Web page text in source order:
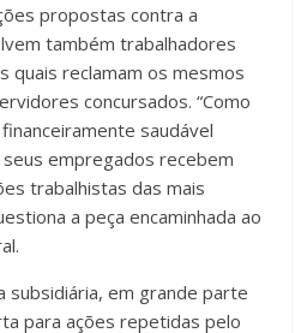
propostas contra a
também trabalhadores
quais reclamam os mesmos
concursados. “Como
saudável
empregados recebem
trabalhistas das mais
a peça encaminhada ao
subsidiária, em grande parte
para ações repetidas pelo